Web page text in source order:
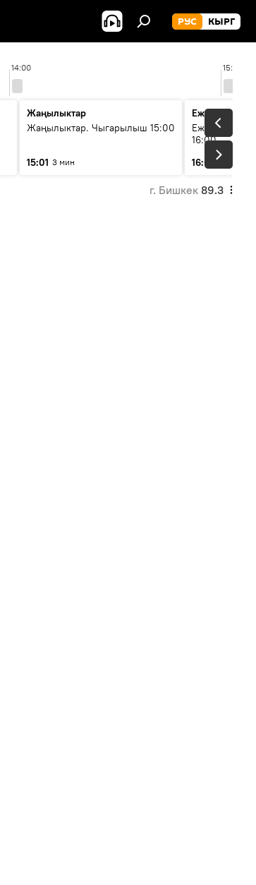
РУС КЫРГ
14:00 15:00
Жаңылыктар
Жаңылыктар. Чыгарылыш 15:00
15:01 3 мин
Ежедневные
Ежедневные
16:00
16:01
3 мин
г. Бишкек 89.3